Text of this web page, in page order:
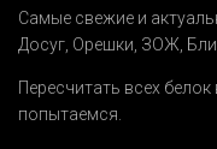
Самые свежие и
Досуг Орешки ЗОЖ
Пересчитать всех
попытаемся.